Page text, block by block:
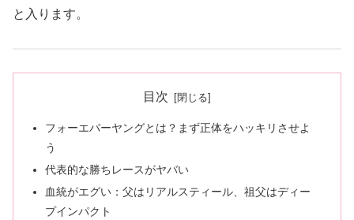
と入ります。
目次
フォーエバーヤングとは？まず正体をハッキリさせよ
う
代表的な勝ちレースがヤバい
血統がエグい：父はリアルスティール、祖父はディー
プインパクト